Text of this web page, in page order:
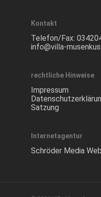
Kontakt
Telefon/Fax:
info@villa-
rechtliche Hinweise
Impressum
Satzung
Internetagentur
Schröder Media